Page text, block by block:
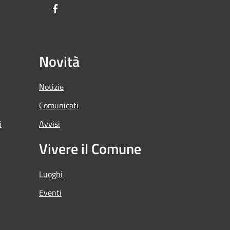
Novità
Notizie
Comunicati
Avvisi
Vivere il Comune
Luoghi
Eventi